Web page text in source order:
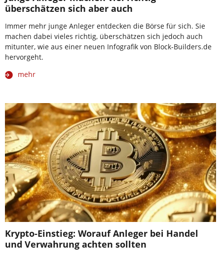
überschätzen sich aber auch
Immer mehr junge Anleger entdecken die Börse für sich. Sie
machen dabei vieles richtig, überschätzen sich jedoch auch
mitunter, wie aus einer neuen Infografik von Block-Builders.de
hervorgeht.
mehr
Krypto-Einstieg: Worauf Anleger bei Handel
und Verwahrung achten sollten